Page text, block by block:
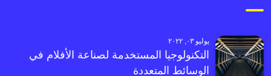
يوليو ٠٣, ٢٠٢٢
التكنولوجيا المستخدمة لصناعة الأفلام في
الوسائط المتعددة